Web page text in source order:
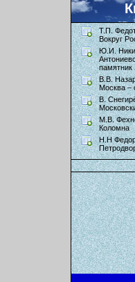
Т.П.
Вокруг
Ю.И.
памятник
В.В.
Москва –
В.
М.В.
Коломна
Н.Н